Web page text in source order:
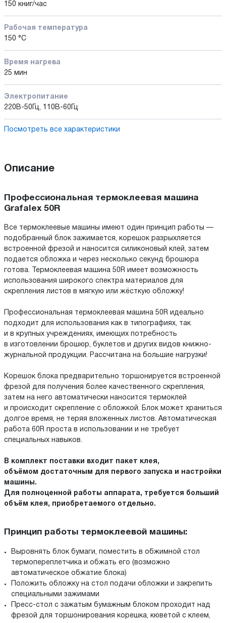
150 книг/час
Рабочая температура
150 °С
Время нагрева
25 мин
Электропитание
220В-50Гц, 110В-60Гц
Посмотреть все характеристики
Описание
Профессиональная термоклеевая машина
Grafalex 50R
Все термоклеевые машины имеют один принцип работы —
подобранный блок зажимается, корешок разрыхляется
встроенной фрезой и наносится силиконовый клей, затем
подается обложка и через несколько секунд брошюра
готова. Термоклеевая машина 50R имеет возможность
использования широкого спектра материалов для
скрепления листов в мягкую или жёсткую обложку!
Профессиональная термоклеевая машина 50R идеально
подходит для использования как в типографиях, так
и в крупных учреждениях, имеющих потребность
в изготовлении брошюр, буклетов и других видов книжно-
журнальной продукции. Рассчитана на большие нагрузки!
Корешок блока предварительно торшонируется встроенной
фрезой для получения более качественного скрепления,
затем на него автоматически наносится термоклей
и происходит скрепление с обложкой. Блок может храниться
долгое время, не теряя вложенных листов. Автоматическая
работа 60R проста в использовании и не требует
специальных навыков.
В комплект поставки входит пакет клея,
объёмом достаточным для первого запуска и настройки
машины.
Для полноценной работы аппарата, требуется больший
объём клея, приобретаемого отдельно.
Принцип работы термоклеевой машины:
Выровнять блок бумаги, поместить в обжимной стол
термопереплетчика и обжать его (возможно
автоматическое обжатие блока)
Положить обложку на стол подачи обложки и закрепить
специальными зажимами
Пресс-стол с зажатым бумажным блоком проходит над
фрезой для торшонирования корешка, кюветой с клеем,